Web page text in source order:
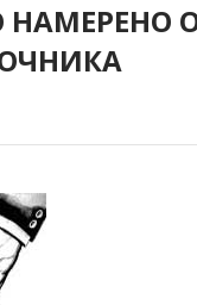
НАМЕРЕНО